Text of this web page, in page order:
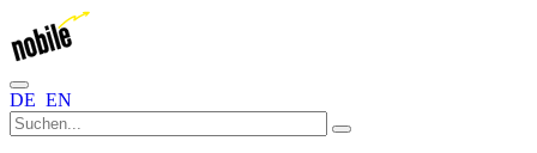
DE EN